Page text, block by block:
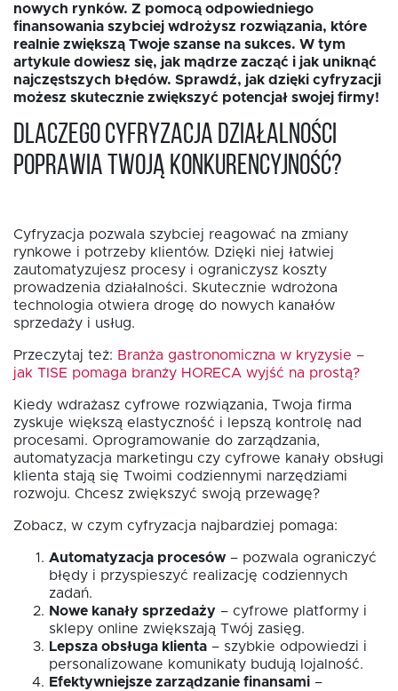
Kontakt
nowych rynków. Z pomocą odpowiedniego
finansowania szybciej wdrożysz rozwiązania, które
realnie zwiększą Twoje szanse na sukces. W tym
artykule dowiesz się, jak mądrze zacząć i jak uniknąć
najczęstszych błędów. Sprawdź, jak dzięki cyfryzacji
możesz skutecznie zwiększyć potencjał swojej firmy!
Dlaczego cyfryzacja działalności
poprawia Twoją konkurencyjność?
Cyfryzacja pozwala szybciej reagować na zmiany
rynkowe i potrzeby klientów. Dzięki niej łatwiej
zautomatyzujesz procesy i ograniczysz koszty
prowadzenia działalności. Skutecznie wdrożona
technologia otwiera drogę do nowych kanałów
sprzedaży i usług.
Przeczytaj też: Branża gastronomiczna w kryzysie –
jak TISE pomaga branży HORECA wyjść na prostą?
Kiedy wdrażasz cyfrowe rozwiązania, Twoja firma
zyskuje większą elastyczność i lepszą kontrolę nad
procesami. Oprogramowanie do zarządzania,
automatyzacja marketingu czy cyfrowe kanały obsługi
klienta stają się Twoimi codziennymi narzędziami
rozwoju. Chcesz zwiększyć swoją przewagę?
Zobacz, w czym cyfryzacja najbardziej pomaga:
Automatyzacja procesów – pozwala ograniczyć
błędy i przyspieszyć realizację codziennych
zadań.
Nowe kanały sprzedaży – cyfrowe platformy i
sklepy online zwiększają Twój zasięg.
Lepsza obsługa klienta – szybkie odpowiedzi i
personalizowane komunikaty budują lojalność.
Efektywniejsze zarządzanie finansami –